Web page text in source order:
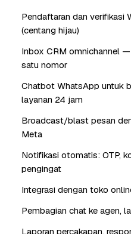
Pendaftaran dan verifikasi
(centang hijau)
Inbox CRM omnichannel
satu nomor
Chatbot WhatsApp untuk
layanan 24 jam
Broadcast/blast pesan
Meta
Notifikasi otomatis: OTP,
pengingat
Integrasi dengan toko
Pembagian chat ke agen,
Laporan percakapan,